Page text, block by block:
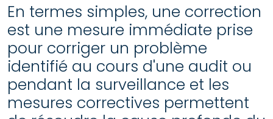
En termes simples, une correction
est une mesure immédiate prise
pour corriger un problème
identifié au cours d'une audit ou
pendant la surveillance et les
mesures correctives permettent